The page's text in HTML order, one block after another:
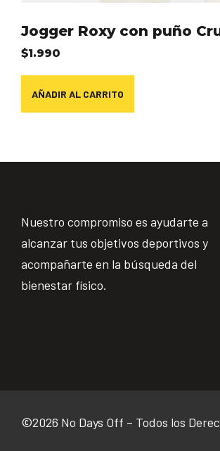
Jogger Roxy con puño
$1.990
AÑADIR AL CARRITO
Nuestro compromiso es ayudarte a
alcanzar tus objetivos deportivos y
acompañarte en la búsqueda del
bienestar físico.
©2026 No Days Off – Todos los